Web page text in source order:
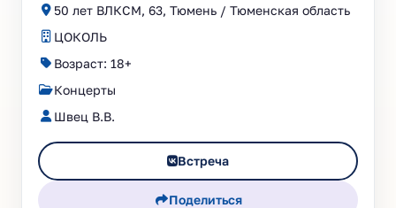
50 лет ВЛКСМ, 63, Тюмень / Тюменская область
ЦОКОЛЬ
Возраст: 18+
Концерты
Швец В.В.
Встреча
Поделиться